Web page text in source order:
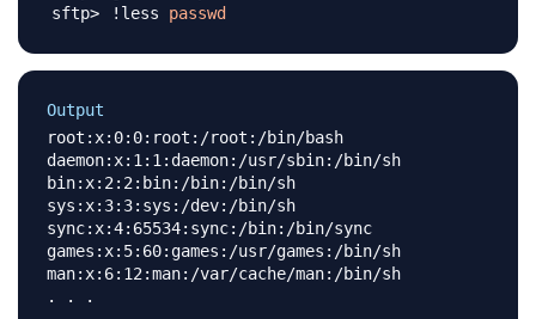
! less passwd
Output
root:x:0:0:root:/root:/bin/bash
daemon:x:1:1:daemon:/usr/sbin:/bin/sh
bin:x:2:2:bin:/bin:/bin/sh
sys:x:3:3:sys:/dev:/bin/sh
sync:x:4:65534:sync:/bin:/bin/sync
games:x:5:60:games:/usr/games:/bin/sh
man:x:6:12:man:/var/cache/man:/bin/sh